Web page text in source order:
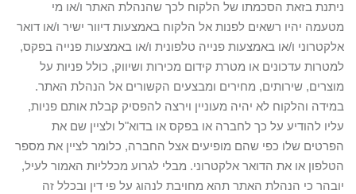
ניתנת בזאת הסכמתו של הלקוח לכך שהנהלת האתר ו/או מי
מטעמה יהיו רשאים לפנות אל הלקוח באמצעות דיוור ישיר ו/או דואר
אלקטרוני ו/או באמצעות פנייה טלפונית ו/או באמצעות פנייה בפקס,
למטרות עדכונים או מטרת קידום מכירות ושיווק, כולל פניות על
מוצרים, שירותים, מחירים ומבצעים הקשורים אל הנהלת האתר.
במידה והלקוח לא יהיה מעוניין וירצה להפסיק קבלת אותם פניות,
עליו להודיע על כך לחברה או בפקס או בדוא"ל ולציין שם את
הפרטים שלו כפי שהם מופיעים אצל החברה, כלומר לציין את מספר
הטלפון או את הדואר אלקטרוני. מבלי לגרוע מכלליות האמור לעיל,
יובהר כי הנהלת האתר תהא מחויבת לנהוג על פי דין ובכלל זה